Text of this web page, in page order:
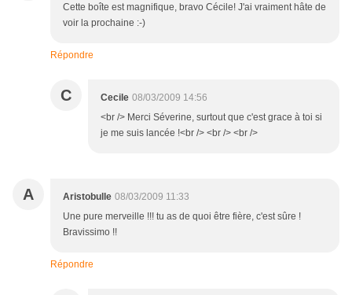
Cette boîte est magnifique, bravo Cécile! J'ai vraiment hâte de
voir la prochaine :-)
Répondre
C Cecile 08/03/2009 14:56
<br /> Merci Séverine, surtout que c'est grace à toi si
je me suis lancée !<br /> <br /> <br />
A Aristobulle 08/03/2009 11:33
Une pure merveille !!! tu as de quoi être fière, c'est sûre !
Bravissimo !!
Répondre